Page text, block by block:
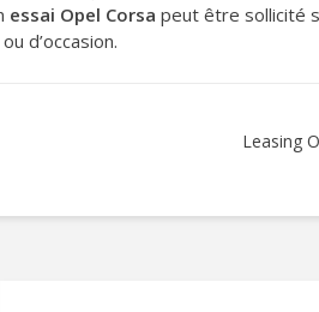
essai Opel Corsa peut être sollicité
d’occasion.
Leasing